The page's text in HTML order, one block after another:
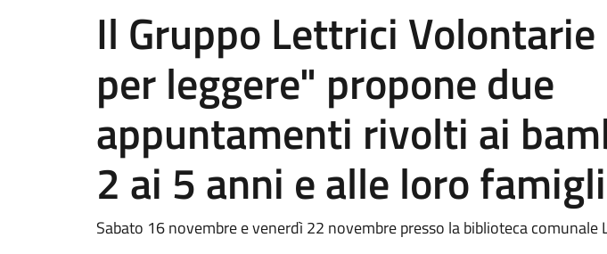
Il Gruppo Lettrici
per leggere" propone due
appuntamenti rivolti ai
2 ai 5 anni e alle loro
Sabato 16 novembre e venerdì 22 novembre presso la biblioteca comunale